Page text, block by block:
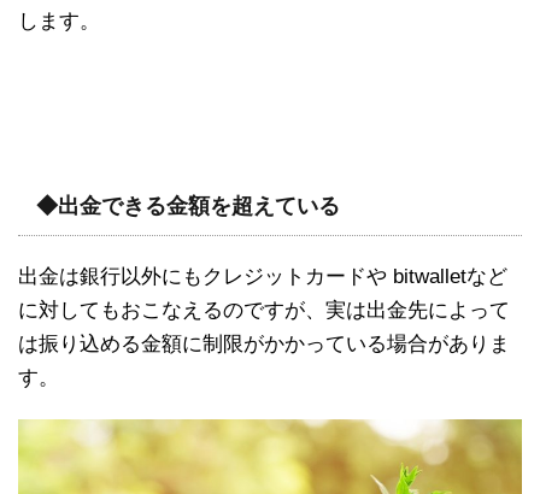
します。
◆出金できる金額を超えている
出金は銀行以外にもクレジットカードや bitwalletなど
に対してもおこなえるのですが、実は出金先によって
は振り込める金額に制限がかかっている場合がありま
す。